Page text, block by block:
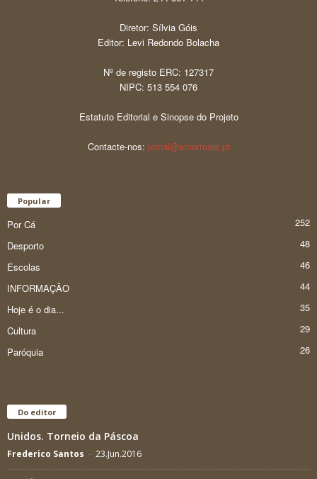
Diretor: Sílvia Góis
Editor: Levi Redondo Bolacha
Nº de registo ERC: 127317
NIPC: 513 554 076
Estatuto Editorial e Sinopse do Projeto
Contacte-nos: jornal@amormais.pt
Popular
Por Cá
252
Desporto
48
Escolas
46
INFORMAÇÃO
44
Hoje é o dia...
35
Cultura
29
Paróquia
26
Do editor
Unidos. Torneio da Páscoa
Frederico Santos - 23.Jun.2016